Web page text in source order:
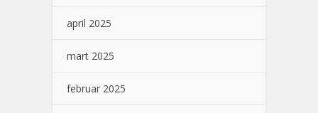
april 2025
mart 2025
februar 2025